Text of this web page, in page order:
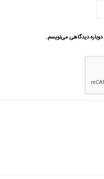
دوباره دیدگاهی می‌نویسم.